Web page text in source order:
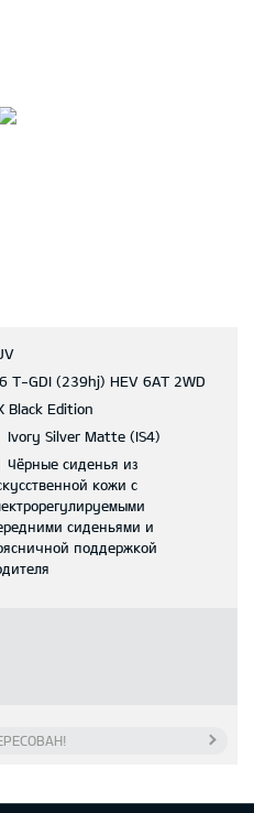
T-GDI (239hj) HEV 6AT 2WD
Black Edition
Ivory Silver Matte (IS4)
Чёрные сиденья из
кожи с
сиденьями и
поддержкой